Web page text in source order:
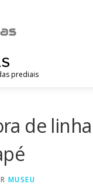
prediais
de
MUSEU